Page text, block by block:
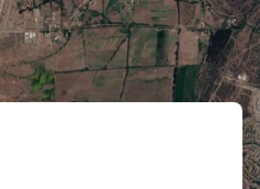
Territorios antifrágiles: